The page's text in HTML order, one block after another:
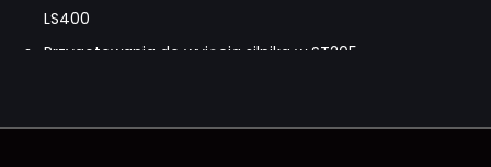
LS400
Przygotowania do wyjęcia silnika w ST205